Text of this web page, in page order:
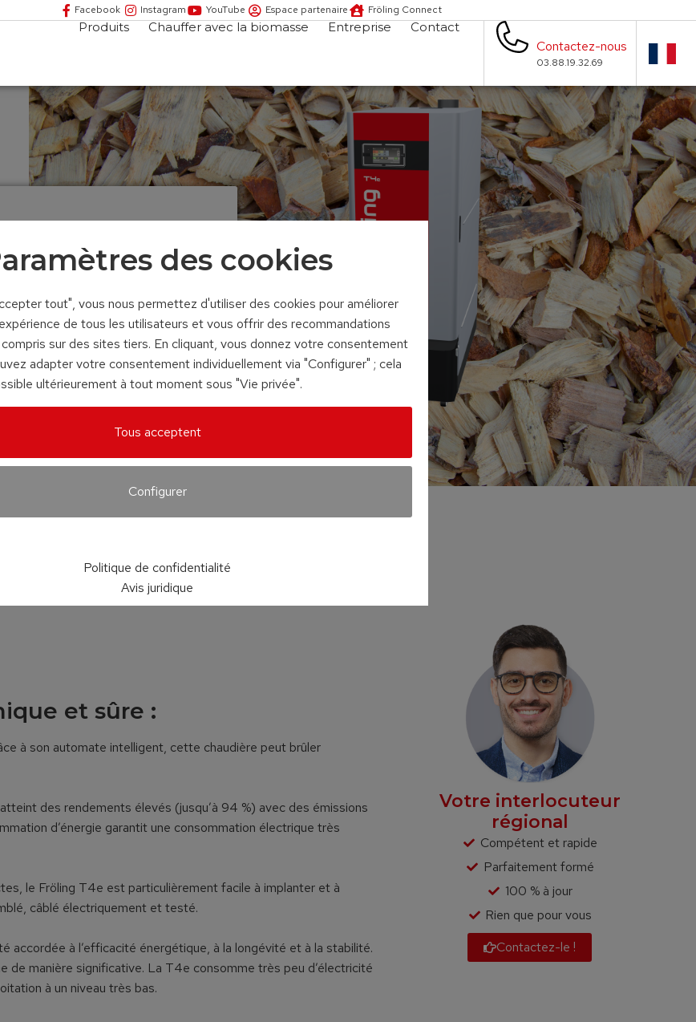
Facebook Instagram YouTube Espace partenaire Fröling Connect
Produits Chauffer avec la biomasse Entreprise Contact
Contactez-nous
03.88.19.32.69
et sûre :
à son automate intelligent, cette chaudière peut brûler
des rendements élevés (jusqu’à 94 %) avec des émissions
d’énergie garantit une consommation électrique très
le Fröling T4e est particulièrement facile à implanter et à
câblé électriquement et testé.
à l’efficacité énergétique, à la longévité et à la stabilité.
de manière significative. La T4e consomme très peu d’électricité
à un niveau très bas.
Votre interlocuteur
régional
Compétent et rapide
Parfaitement formé
100 % à jour
Rien que pour vous
Contactez-le !
des cookies
tout", vous nous permettez d'utiliser des cookies pour améliorer
de tous les utilisateurs et vous offrir des recommandations
sur des sites tiers. En cliquant, vous donnez votre consentement
adapter votre consentement individuellement via "Configurer" ; cela
ultérieurement à tout moment sous "Vie privée".
Tous acceptent
Configurer
Politique de confidentialité
Avis juridique